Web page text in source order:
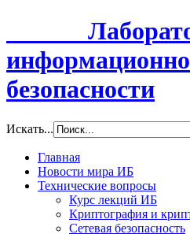
безопасности
Искать...
Главная
Новости мира ИБ
Технические вопросы
Курс лекций ИБ
Криптография и
Сетевая безопасность